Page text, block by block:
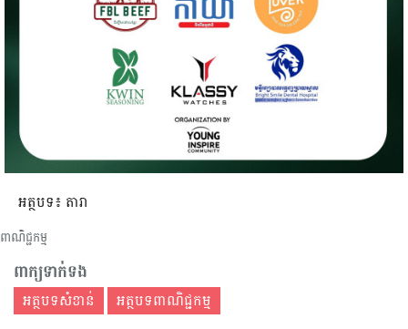
អត្ថបទ៖ តារា
ពាណិជ្ជកម្ម
ពាក្យទាក់ទង
អត្ថបទសំខាន់ អត្ថបទពាណិជ្ជកម្ម